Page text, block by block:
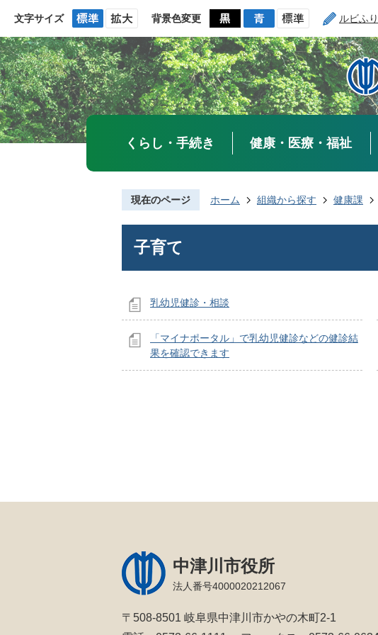
文字サイズ 背景色変更 ルビふり
くらし・手続き 健康・医療・福祉
現在のページ ホーム 組織から探す 健康課
子育て
乳幼児健診・相談
「マイナポータル」で乳幼児健診などの健診結
果を確認できます
中津川市役所
法人番号4000020212067
〒508-8501 岐阜県中津川市かやの木町2-1